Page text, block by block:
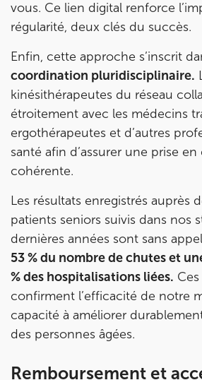
vous. Ce lien digital renforce
régularité, deux clés du succès.
Enfin, cette approche s’inscrit
coordination pluridisciplinaire.
kinésithérapeutes du réseau
étroitement avec les médecins
ergothérapeutes et d’autres
santé afin d’assurer une prise
cohérente.
Les résultats enregistrés auprès
patients seniors suivis dans nos
dernières années sont sans
53 % du nombre de chutes et
% des hospitalisations liées.
confirment l’efficacité de notre
capacité à améliorer
des personnes âgées.
Remboursement et